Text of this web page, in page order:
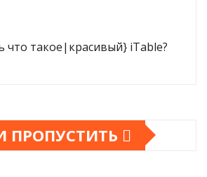
что такое|красивый} iTable?
ПРОПУСТИТЬ